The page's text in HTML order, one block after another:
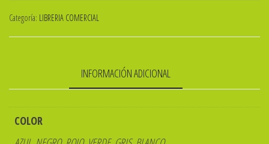
FRENTE
TRANSP
PEL
Categoría: LIBRERIA COMERCIAL
INFORMACIÓN ADICIONAL
COLOR